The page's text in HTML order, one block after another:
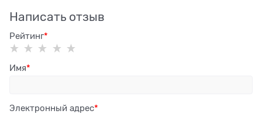
Написать отзыв
Рейтинг
Имя
Электронный адрес